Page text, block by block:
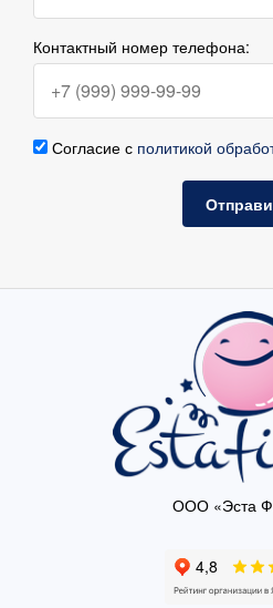
Контактный номер телефона:
Согласие с политикой
ООО «Эста